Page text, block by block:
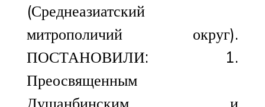
(Среднеазиатский
митрополичий округ).
ПОСТАНОВИЛИ: 1.
Преосвященным
Душанбинским и